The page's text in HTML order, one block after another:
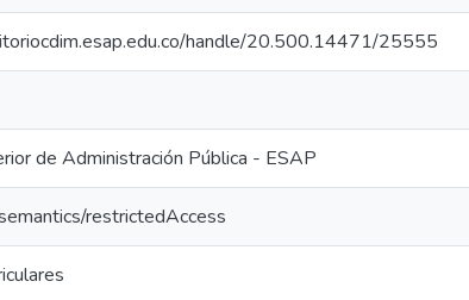
handle/20.500.14471/25555
de Administración Pública - ESAP
restrictedAccess